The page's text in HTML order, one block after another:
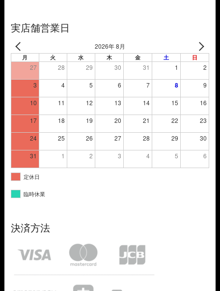
実店舗営業日
2026年 8月
月 火 水 木 金 土 日
27 28 29 30 31 1 2
3 4 5 6 7 8 9
10 11 12 13 14 15 16
17 18 19 20 21 22 23
24 25 26 27 28 29 30
31 1 2 3 4 5 6
定休日
臨時休業
決済方法